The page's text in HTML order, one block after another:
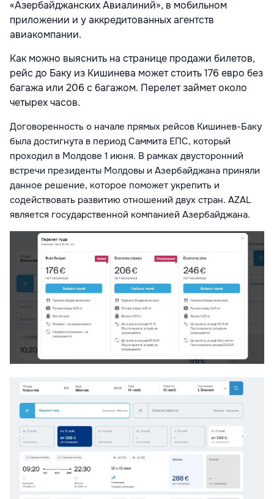
«Азербайджанских Авиалиний», в мобильном
приложении и у аккредитованных агентств
авиакомпании.
Как можно выяснить на странице продажи билетов,
рейс до Баку из Кишинева может стоить 176 евро без
багажа или 206 с багажом. Перелет займет около
четырех часов.
Договоренность о начале прямых рейсов Кишинев-Баку
была достигнута в период Саммита ЕПС, который
проходил в Молдове 1 июня. В рамках двусторонний
встречи президенты Молдовы и Азербайджана приняли
данное решение, которое поможет укрепить и
содействовать развитию отношений двух стран. AZAL
является государственной компанией Азербайджана.